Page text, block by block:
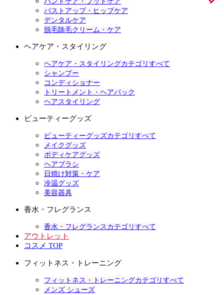
バストアップ・ヒップケア
デンタルケア
脱毛除毛クリーム・ケア
ヘアケア・スタイリング
ヘアケア・スタイリングカテゴリすべて
シャンプー
コンディショナー
トリートメント・ヘアパック
ヘアスタイリング
ビューティーグッズ
ビューティーグッズカテゴリすべて
メイクグッズ
ボディケアグッズ
ヘアブラシ
日焼け対策・ケア
冷温グッズ
美容器具
香水・フレグランス
香水・フレグランスカテゴリすべて
アウトレット
コスメ TOP
フィットネス・トレーニング
フィットネス・トレーニングカテゴリすべて
メンズ シューズ